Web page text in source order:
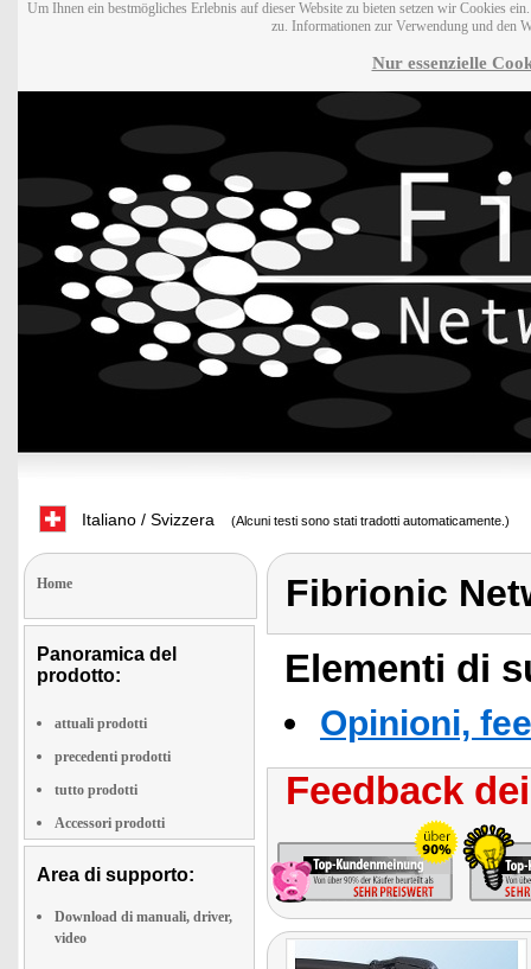
Um Ihnen ein bestmögliches Erlebnis auf dieser Website zu bieten setzen wir Cookies
zu. Informationen zur Verwendung und den
Nur essenzielle
Italiano / Svizzera (Alcuni testi sono stati tradotti automaticamente.)
Home
Panoramica del
prodotto:
attuali prodotti
precedenti prodotti
tutto prodotti
Accessori prodotti
Area di supporto:
Download di manuali, driver,
video
Fibrionic
Elementi di
Opinioni,
Feedback